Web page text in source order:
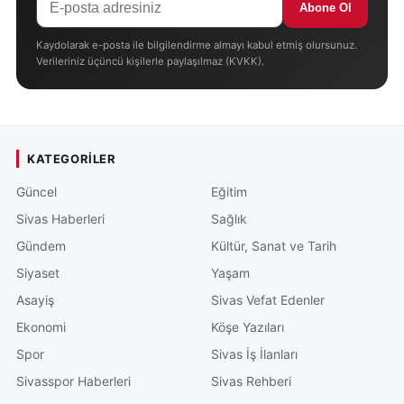
Abone Ol
Kaydolarak e-posta ile bilgilendirme almayı kabul etmiş olursunuz.
Verileriniz üçüncü kişilerle paylaşılmaz (KVKK).
KATEGORILER
Güncel
Sivas Haberleri
Gündem
Siyaset
Asayiş
Ekonomi
Spor
Sivasspor Haberleri
Eğitim
Sağlık
Kültür, Sanat ve Tarih
Yaşam
Sivas Vefat Edenler
Köşe Yazıları
Sivas İş İlanları
Sivas Rehberi